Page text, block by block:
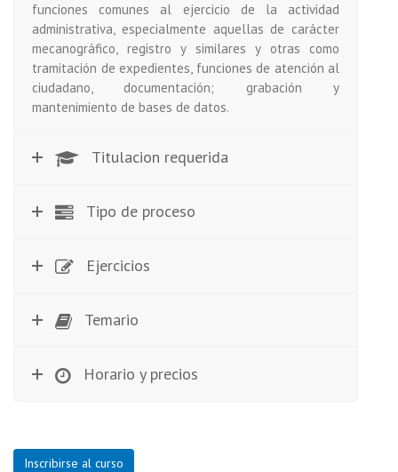
funciones comunes al ejercicio de la actividad
administrativa, especialmente aquellas de carácter
mecanográfico, registro y similares y otras como
tramitación de expedientes, funciones de atención al
ciudadano, documentación; grabación y
mantenimiento de bases de datos.
Titulacion requerida
Tipo de proceso
Ejercicios
Temario
Horario y precios
Inscribirse al curso